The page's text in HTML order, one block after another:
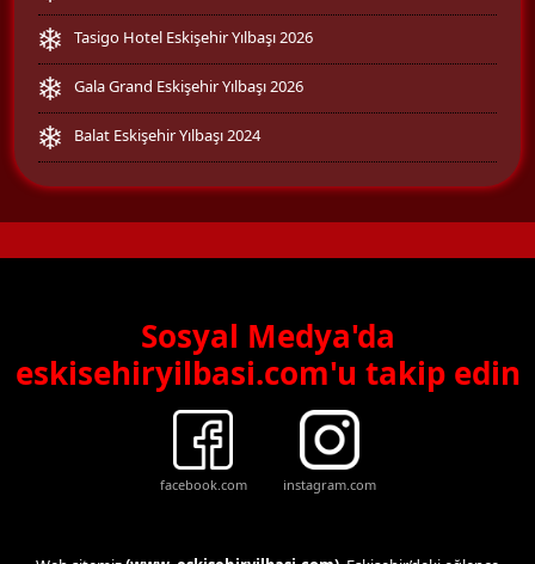
Tasigo Hotel Eskişehir Yılbaşı 2026
Gala Grand Eskişehir Yılbaşı 2026
Balat Eskişehir Yılbaşı 2024
Sosyal Medya'da
eskisehiryilbasi.com'u takip edin
facebook.com instagram.com